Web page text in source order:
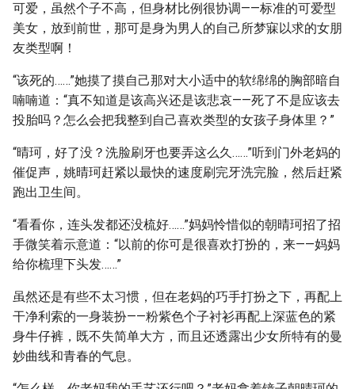
可爱，虽然个子不高，但身材比例很协调——标准的可爱型
美女，放到前世，那可是身为男人的自己所梦寐以求的女朋
友类型啊！
“该死的……”她摸了摸自己那对大小适中的软绵绵的胸部暗自
喃喃道：“真不知道是该高兴还是该悲哀——死了不是应该去
投胎吗？怎么会把我整到自己喜欢类型的女孩子身体里？”
“晴珂，好了没？洗脸刷牙也要弄这么久……”听到门外老妈的
催促声，姚晴珂赶紧以最快的速度刷完牙洗完脸，然后赶紧
跑出卫生间。
“看看你，连头发都还没梳好……”妈妈怜惜似的朝晴珂招了招
手微笑着示意道：“以前的你可是很喜欢打扮的，来——妈妈
给你梳理下头发……”
虽然还是有些不太习惯，但在老妈的巧手打扮之下，再配上
干净利索的一身装扮——粉紫色个子衬衫再配上深蓝色的紧
身牛仔裤，既不失简单大方，而且还透露出少女所特有的曼
妙曲线和青春的气息。